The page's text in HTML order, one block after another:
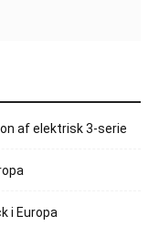
af elektrisk 3-serie
i Europa